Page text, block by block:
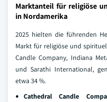
Marktanteil für religiöse
in Nordamerika
2025 hielten die führenden
Markt für religiöse und
Candle Company, Indiana
und Sarathi International,
etwa 34 %.
Cathedral Candle